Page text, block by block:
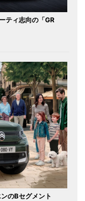
ティ志向の「GR
のBセグメント